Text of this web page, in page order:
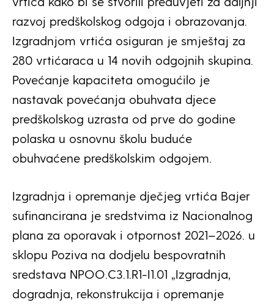
razvoj predškolskog odgoja i obrazovanja.
Izgradnjom vrtića osiguran je smještaj za
280 vrtićaraca u 14 novih odgojnih skupina.
Povećanje kapaciteta omogućilo je
nastavak povećanja obuhvata djece
predškolskog uzrasta od prve do godine
polaska u osnovnu školu buduće
obuhvaćene predškolskim odgojem.
Izgradnja i opremanje dječjeg vrtića Bajer
sufinancirana je sredstvima iz Nacionalnog
plana za oporavak i otpornost 2021–2026. u
sklopu Poziva na dodjelu bespovratnih
sredstava NPOO.C3.1.R1-I1.01 „Izgradnja,
dogradnja, rekonstrukcija i opremanje